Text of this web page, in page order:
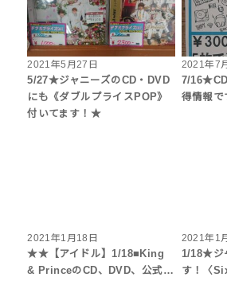
2021年5月27日
5/27★ジャニーズのCD・DVD
にも《ダブルプライスPOP》
付いてます！★
2021年7
7/
得情報
2021年1月18日
★★【アイドル】1/18■King
& PrinceのCD、DVD、公式…
2021年1
1/18★ジ
す！〈